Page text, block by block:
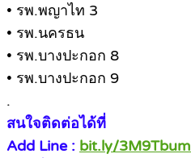
• รพ.พญาไท 3
• รพ.นครธน
• รพ.บางปะกอก 8
• รพ.บางปะกอก 9
.
สนใจติดต่อได้ที่
Add Line : bit.ly/3M9Tbum